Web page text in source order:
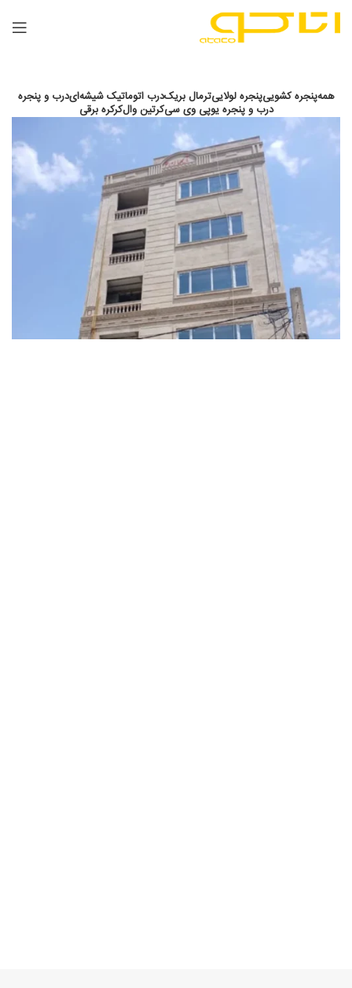
همهپنجره کشوییپنجره لولاییترمال بریکدرب اتوماتیک شیشه‌ایدرب و پنجره
درب و پنجره یوپی وی سیکرتین والکرکره برقی